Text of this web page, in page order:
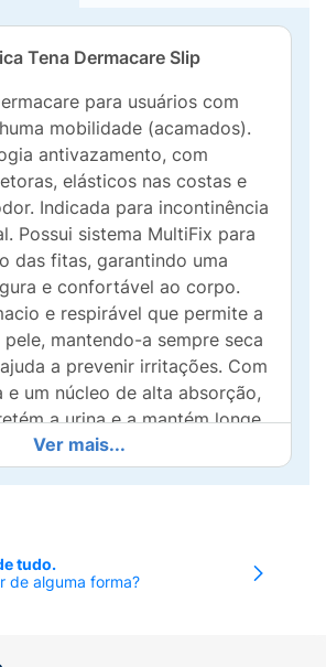
Tena Dermacare Slip
para usuários com
mobilidade (acamados).
antivazamento, com
elásticos nas costas e
Indicada para incontinência
Possui sistema MultiFix para
das fitas, garantindo uma
e confortável ao corpo.
e respirável que permite a
mantendo-a sempre seca
a prevenir irritações. Com
e um núcleo de alta absorção,
a urina e a mantém longe
produto hipoalergênico.
para a pele todos os dias!
proporciona secagem
de um núcleo de
fitas aderentes para
Ver mais...
tudo.
de alguma forma?